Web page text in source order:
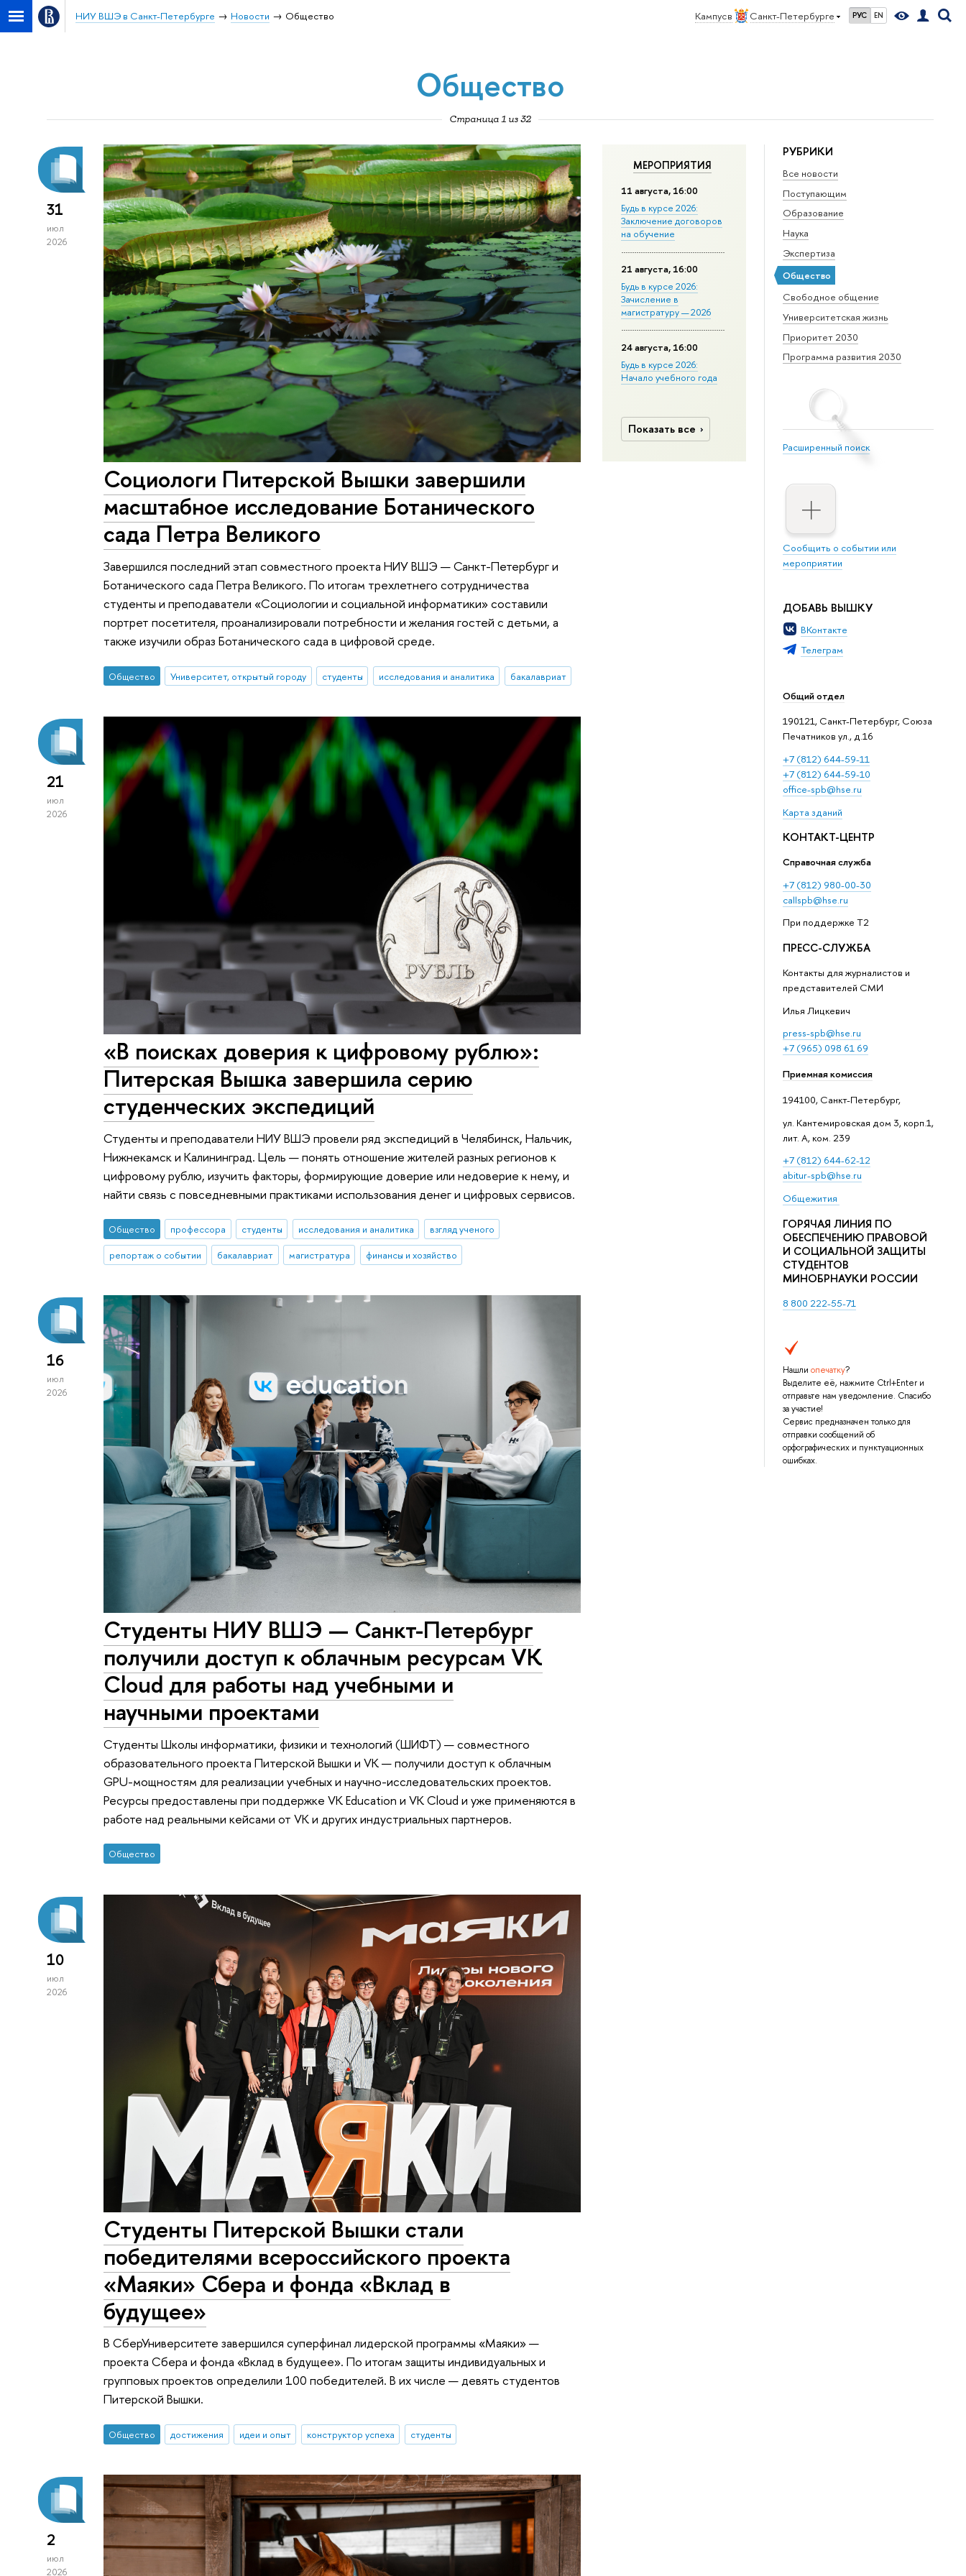
Кампус в Санкт-Петербурге РУС EN
НИУ ВШЭ в Санкт-Петербурге Новости Общество
Общество
Страница 1 из 32
РУБРИКИ
Все новости
Поступающим
Образование
Наука
Экспертиза
Общество
Свободное общение
Университетская жизнь
Приоритет 2030
Программа развития 2030
Расширенный поиск
Сообщить о событии или
мероприятии
ДОБАВЬ ВЫШКУ
ВКонтакте
Телеграм
Общий отдел
190121, Санкт-Петербург, Союза
Печатников ул., д.16
+7 (812) 644-59-11
+7 (812) 644-59-10
office-spb@hse.ru
Карта зданий
КОНТАКТ-ЦЕНТР
Справочная служба
+7 (812) 980-00-30
callspb@hse.ru
При поддержке T2
ПРЕСС-СЛУЖБА
Контакты для журналистов и
представителей СМИ
Илья Лицкевич
press-spb@hse.ru
+7 (965) 098 61 69
Приемная комиссия
194100, Санкт-Петербург,
ул. Кантемировская дом 3, корп.1,
лит. А, ком. 239
+7 (812) 644-62-12
abitur-spb@hse.ru
Общежития
ГОРЯЧАЯ ЛИНИЯ ПО
ОБЕСПЕЧЕНИЮ ПРАВОВОЙ
И СОЦИАЛЬНОЙ ЗАЩИТЫ
СТУДЕНТОВ
МИНОБРНАУКИ РОССИИ
8 800 222-55-71
Нашли опечатку?
Выделите её, нажмите Ctrl+Enter и
отправьте нам уведомление. Спасибо
за участие!
Сервис предназначен только для
отправки сообщений об
орфографических и пунктуационных
ошибках.
МЕРОПРИЯТИЯ
11 августа, 16:00
Будь в курсе 2026:
Заключение договоров
на обучение
21 августа, 16:00
Будь в курсе 2026:
Зачисление в
магистратуру — 2026
24 августа, 16:00
Будь в курсе 2026:
Начало учебного года
Показать все
31
июл
2026
Социологи Питерской Вышки завершили
масштабное исследование Ботанического
сада Петра Великого
Завершился последний этап совместного проекта НИУ ВШЭ — Санкт-Петербург и
Ботанического сада Петра Великого. По итогам трехлетнего сотрудничества
студенты и преподаватели «Социологии и социальной информатики» составили
портрет посетителя, проанализировали потребности и желания гостей с детьми, а
также изучили образ Ботанического сада в цифровой среде.
Общество Университет, открытый городу студенты исследования и аналитика бакалавриат
21
июл
2026
«В поисках доверия к цифровому рублю»:
Питерская Вышка завершила серию
студенческих экспедиций
Студенты и преподаватели НИУ ВШЭ провели ряд экспедиций в Челябинск, Нальчик,
Нижнекамск и Калининград. Цель — понять отношение жителей разных регионов к
цифровому рублю, изучить факторы, формирующие доверие или недоверие к нему, и
найти связь с повседневными практиками использования денег и цифровых сервисов.
Общество профессора студенты исследования и аналитика
взгляд ученого
репортаж о событии
бакалавриат магистратура финансы и хозяйство
16
июл
2026
Студенты НИУ ВШЭ — Санкт-Петербург
получили доступ к облачным ресурсам VK
Cloud для работы над учебными и
научными проектами
Студенты Школы информатики, физики и технологий (ШИФТ) — совместного
образовательного проекта Питерской Вышки и VK — получили доступ к облачным
GPU-мощностям для реализации учебных и научно-исследовательских проектов.
Ресурсы предоставлены при поддержке VK Education и VK Cloud и уже применяются в
работе над реальными кейсами от VK и других индустриальных партнеров.
Общество
10
июл
2026
Студенты Питерской Вышки стали
победителями всероссийского проекта
«Маяки» Сбера и фонда «Вклад в
будущее»
В СберУниверситете завершился суперфинал лидерской программы «Маяки» —
проекта Сбера и фонда «Вклад в будущее». По итогам защиты индивидуальных и
групповых проектов определили 100 победителей. В их числе — девять студентов
Питерской Вышки.
Общество достижения идеи и опыт конструктор успеха студенты
2
июл
2026